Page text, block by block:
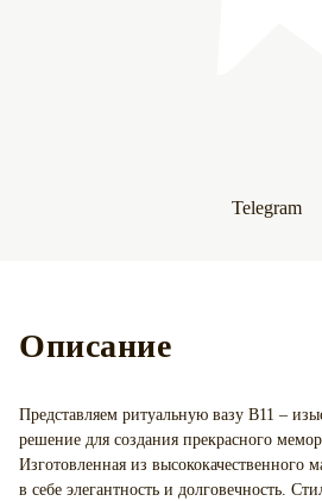
Telegram
Описание
Представляем ритуальную вазу В11 –
решение для создания прекрасного
Изготовленная из высококачественного
в себе элегантность и долговечность.